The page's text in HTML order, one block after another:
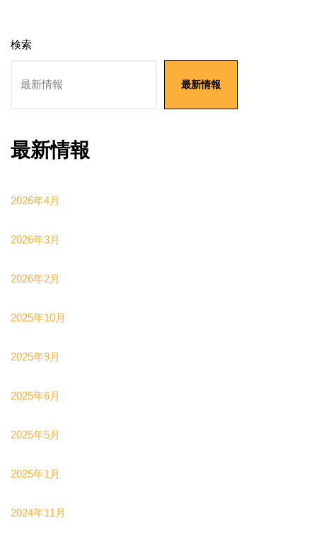
検索
最新情報
最新情報
2026年4月
2026年3月
2026年2月
2025年10月
2025年9月
2025年6月
2025年5月
2025年1月
2024年11月